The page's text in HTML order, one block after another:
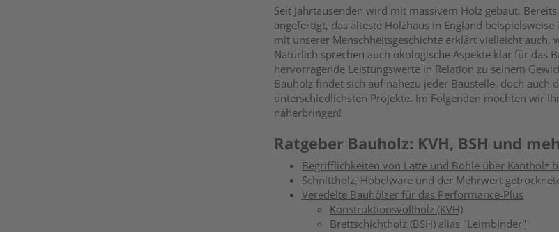
Seit Jahrtausenden wird mit massivem Holz gebaut.
angefertigt, das älteste Holzhaus in England
mit unserer Menschheitsgeschichte erklärt vielleicht
Natürlich sprechen auch ökologische Aspekte klar für das
hervorragende Leistungswerte in Relation zu seinem
Bauholz findet sich auf nahezu jeder Baustelle, doch
unterschiedlichsten Projekte. Im Folgenden möchten wir
näherbringen!
Ratgeber Bauholz: KVH, BSH und
Begrifflichkeiten von Latte und Bohle über Kantholz
Schnittholz, Hobelware und der Mehrwert
Veredelte Bauhölzer für das Performance-Plus
Konstruktionsvollholz (KVH)
Brettschichtholz (BSH) alias "Leimbinder"